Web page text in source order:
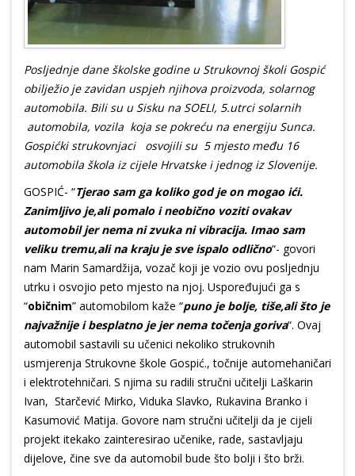
Posljednje dane školske godine u Strukovnoj školi Gospić
obilježio je zavidan uspjeh njihova proizvoda, solarnog
automobila. Bili su u Sisku na SOELI, 5.utrci solarnih
automobila, vozila koja se pokreću na energiju Sunca.
Gospićki strukovnjaci osvojili su 5 mjesto među 16
automobila škola iz cijele Hrvatske i jednog iz Slovenije.
GOSPIĆ- “Tjerao sam ga koliko god je on mogao ići.
Zanimljivo je,ali pomalo i neobično voziti ovakav
automobil jer nema ni zvuka ni vibracija. Imao sam
veliku tremu,ali na kraju je sve ispalo odlično“- govori
nam Marin Samardžija, vozač koji je vozio ovu posljednju
utrku i osvojio peto mjesto na njoj. Uspoređujući ga s
“običnim” automobilom kaže “puno je bolje, tiše,ali što je
najvažnije i besplatno je jer nema točenja goriva“. Ovaj
automobil sastavili su učenici nekoliko strukovnih
usmjerenja Strukovne škole Gospić., točnije automehaničari
i elektrotehničari. S njima su radili stručni učitelji Laškarin
Ivan, Starčević Mirko, Viduka Slavko, Rukavina Branko i
Kasumović Matija. Govore nam stručni učitelji da je cijeli
projekt itekako zainteresirao učenike, rade, sastavljaju
dijelove, čine sve da automobil bude što bolji i što brži.